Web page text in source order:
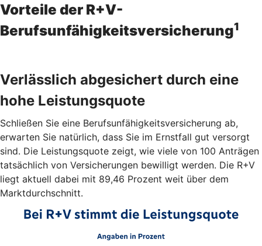
Vorteile der R+V-
Berufsunfähigkeitsversicherung1
Verlässlich abgesichert durch eine
hohe Leistungsquote
Schließen Sie eine Berufsunfähigkeitsversicherung ab,
erwarten Sie natürlich, dass Sie im Ernstfall gut versorgt
sind. Die Leistungsquote zeigt, wie viele von 100 Anträgen
tatsächlich von Versicherungen bewilligt werden. Die R+V
liegt aktuell dabei mit 89,46 Prozent weit über dem
Marktdurchschnitt.